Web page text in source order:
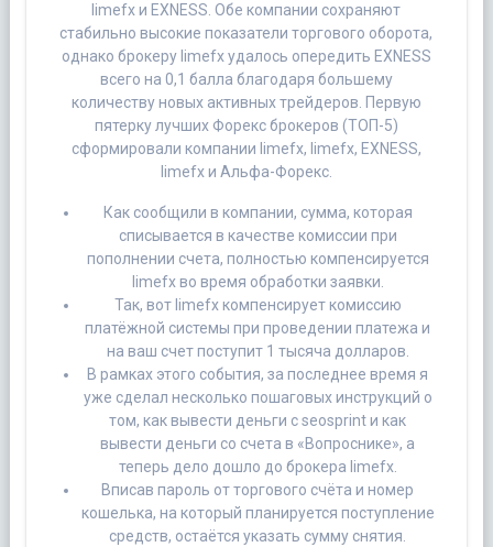
limefx и EXNESS. Обе компании сохраняют
стабильно высокие показатели торгового оборота,
однако брокеру limefx удалось опередить EXNESS
всего на 0,1 балла благодаря большему
количеству новых активных трейдеров. Первую
пятерку лучших Форекс брокеров (ТОП-5)
сформировали компании limefx, limefx, EXNESS,
limefx и Альфа-Форекс.
Как сообщили в компании, сумма, которая
списывается в качестве комиссии при
пополнении счета, полностью компенсируется
limefx во время обработки заявки.
Так, вот limefx компенсирует комиссию
платёжной системы при проведении платежа и
на ваш счет поступит 1 тысяча долларов.
В рамках этого события, за последнее время я
уже сделал несколько пошаговых инструкций о
том, как вывести деньги с seosprint и как
вывести деньги со счета в «Вопроснике», а
теперь дело дошло до брокера limefx.
Вписав пароль от торгового счёта и номер
кошелька, на который планируется поступление
средств, остаётся указать сумму снятия.